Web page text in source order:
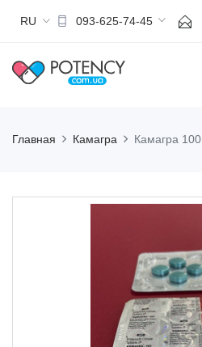
RU 093-625-74-45
Главная Камагра Камагра 100